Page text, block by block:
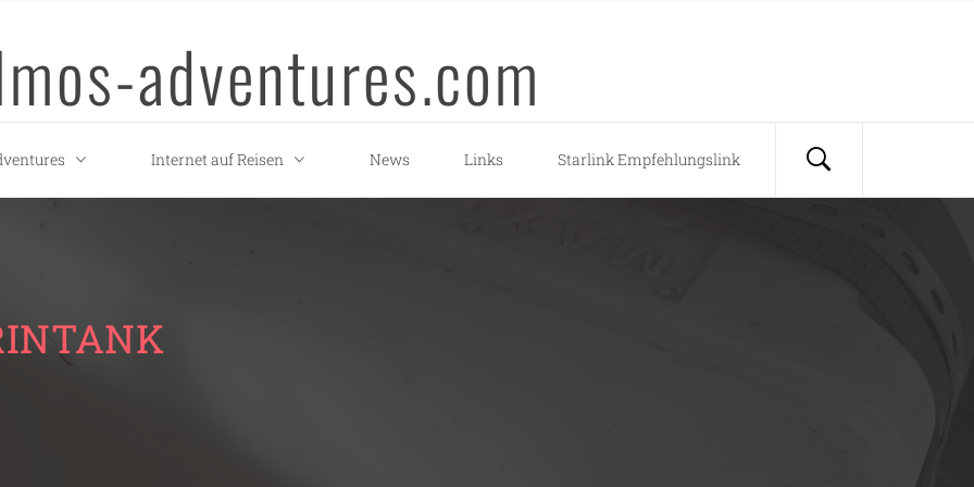
adventures.com
Internet auf Reisen News Links Starlink Empfehlungslink